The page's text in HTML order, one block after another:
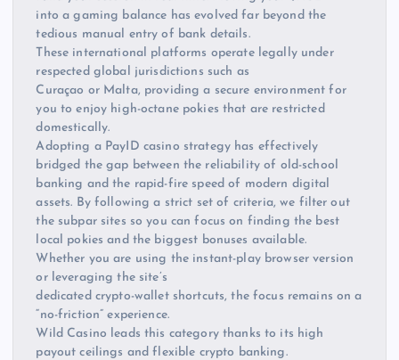
into a gaming balance has evolved far beyond the
tedious manual entry of bank details.
These international platforms operate legally under
respected global jurisdictions such as
Curaçao or Malta, providing a secure environment for
you to enjoy high-octane pokies that are restricted
domestically.
Adopting a PayID casino strategy has effectively
bridged the gap between the reliability of old-school
banking and the rapid-fire speed of modern digital
assets. By following a strict set of criteria, we filter out
the subpar sites so you can focus on finding the best
local pokies and the biggest bonuses available.
Whether you are using the instant-play browser version
or leveraging the site’s
dedicated crypto-wallet shortcuts, the focus remains on a
“no-friction” experience.
Wild Casino leads this category thanks to its high
payout ceilings and flexible crypto banking.